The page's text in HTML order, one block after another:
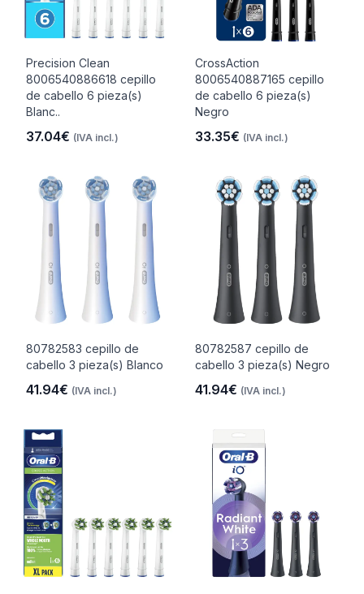
Precision Clean
8006540886618 cepillo
de cabello 6 pieza(s)
Blanc..
37.04€ (IVA incl.)
CrossAction
8006540887165 cepillo
de cabello 6 pieza(s)
Negro
33.35€ (IVA incl.)
80782583 cepillo de
cabello 3 pieza(s) Blanco
41.94€ (IVA incl.)
80782587 cepillo de
cabello 3 pieza(s) Negro
41.94€ (IVA incl.)